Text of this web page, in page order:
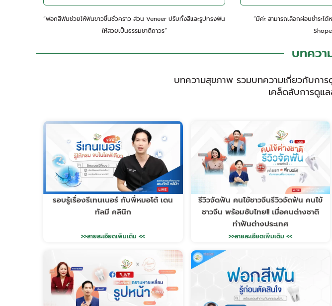
“ฟอกสีฟันช่วยให้ฟันขาวขึ้นชั่วคราว ส่วน Veneer ปรับทั้งสีและรูปทรงฟัน
ให้สวยเป็นธรรมชาติถาวร”
“มีค่ะ สามารถเลือกผ่อนชำระไ
บทควา
บทความสุขภาพ รวมบทความเกี่ยวกับกา
เคล็ดลับการดูแ
รอบรู้เรื่องรีเทนเนอร์ กับพี่หมอโต้ เดน
ทัลมี คลินิก
>>ลายละเอียดเพิ่มเติม <<
รีวิวจัดฟัน คนไข้ชาวจีนรีวิวจัดฟัน คนไข้
ชาวจีน พร้อมซับไทย!! เมื่อคนต่างชาติ
ทำฟันต่างประเทศ
>>ลายละเอียดเพิ่มเติม <<